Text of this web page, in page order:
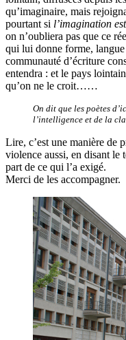
qu’imaginaire, mais
pourtant si l’imagination
on n’oubliera pas que ce
qui lui donne forme,
communauté d’écriture
entendra : et le pays
qu’on ne le croit……
On dit que les poètes
l’intelligence et de la
Lire, c’est une manière de
violence aussi, en disant le
part de ce qui l’a exigé.
Merci de les accompagner.